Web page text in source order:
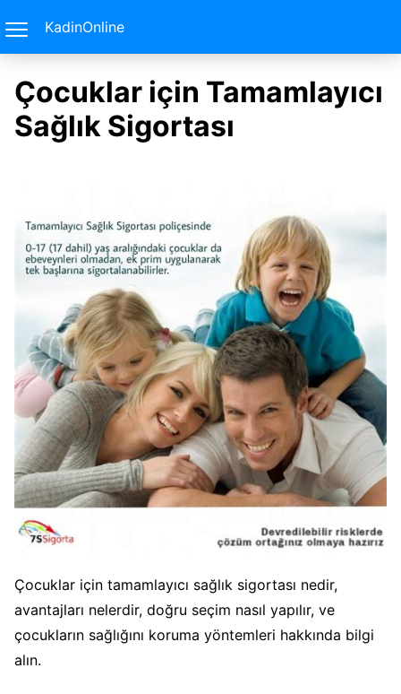
KadinOnline
Çocuklar için Tamamlayıcı
Sağlık Sigortası
Çocuklar için tamamlayıcı sağlık sigortası nedir,
avantajları nelerdir, doğru seçim nasıl yapılır, ve
çocukların sağlığını koruma yöntemleri hakkında bilgi
alın.